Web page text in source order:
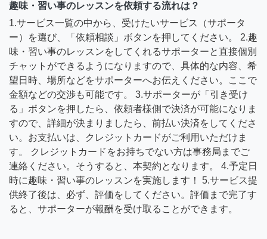
趣味・習い事のレッスンを依頼する流れは？
1.サービス一覧の中から、受けたいサービス（サポータ
ー）を選び、「依頼相談」ボタンを押してください。 2.趣
味・習い事のレッスンをしてくれるサポーターと直接個別
チャットができるようになりますので、具体的な内容、希
望日時、場所などをサポーターへお伝えください。ここで
金額などの交渉も可能です。 3.サポーターが「引き受け
る」ボタンを押したら、依頼者様側で決済が可能になりま
すので、詳細が決まりましたら、前払い決済をしてくださ
い。お支払いは、クレジットカードがご利用いただけま
す。 クレジットカードをお持ちでない方は事務局までご
連絡ください。そうすると、本契約となります。 4.予定日
時に趣味・習い事のレッスンを実施します！ 5.サービス提
供終了後は、必ず、評価をしてください。評価まで完了す
ると、サポーターが報酬を受け取ることができます。